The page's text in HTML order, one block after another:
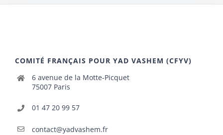
COMITÉ FRANÇAIS POUR YAD VASHEM (CFYV)
6 avenue de la Motte-Picquet
75007 Paris
01 47 20 99 57
contact@yadvashem.fr